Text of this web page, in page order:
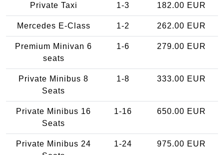
Private Taxi 1-3 182.00 EUR
Mercedes E-Class 1-2 262.00 EUR
Premium Minivan 6
seats
1-6 279.00 EUR
Private Minibus 8
Seats
1-8 333.00 EUR
Private Minibus 16
Seats
1-16 650.00 EUR
Private Minibus 24
1-24 975.00 EUR